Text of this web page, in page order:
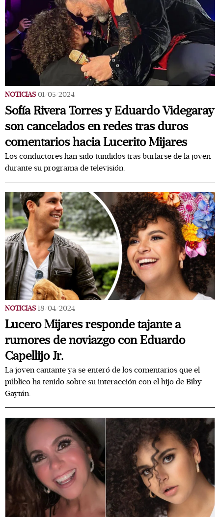
NOTICIAS 01/05/2024
Sofía Rivera Torres y Eduardo Videgaray
son cancelados en redes tras duros
comentarios hacia Lucerito Mijares
Los conductores han sido tundidos tras burlarse de la joven
durante su programa de televisión.
NOTICIAS 18/04/2024
Lucero Mijares responde tajante a
rumores de noviazgo con Eduardo
Capellijo Jr.
La joven cantante ya se enteró de los comentarios que el
público ha tenido sobre su interacción con el hijo de Biby
Gaytán.